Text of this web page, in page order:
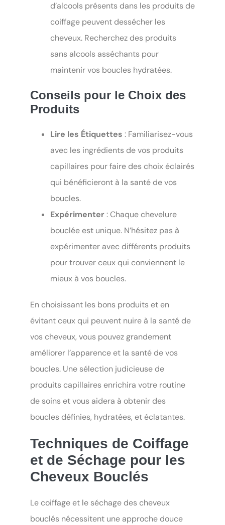
d’alcools présents dans les produits de
coiffage peuvent dessécher les
cheveux. Recherchez des produits
sans alcools asséchants pour
maintenir vos boucles hydratées.
Conseils pour le Choix des
Produits
Lire les Étiquettes : Familiarisez-vous
avec les ingrédients de vos produits
capillaires pour faire des choix éclairés
qui bénéficieront à la santé de vos
boucles.
Expérimenter: Chaque chevelure
bouclée est unique. N’hésitez pas à
expérimenter avec différents produits
pour trouver ceux qui conviennent le
mieux à vos boucles.
En choisissant les bons produits et en
évitant ceux qui peuvent nuire à la santé de
vos cheveux, vous pouvez grandement
améliorer l’apparence et la santé de vos
boucles. Une sélection judicieuse de
produits capillaires enrichira votre routine
de soins et vous aidera à obtenir des
boucles définies, hydratées, et éclatantes.
Techniques de Coiffage
et de Séchage pour les
Cheveux Bouclés
Le coiffage et le séchage des cheveux
bouclés nécessitent une approche douce